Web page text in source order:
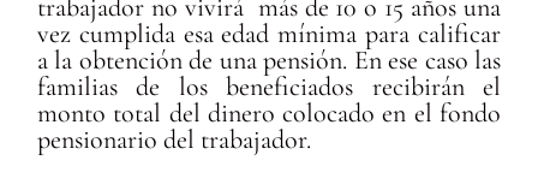
trabajador no vivirá más de 10 o 15 años una
vez cumplida esa edad mínima para calificar
a la obtención de una pensión. En ese caso las
familias de los beneficiados recibirán el
monto total del dinero colocado en el fondo
pensionario del trabajador.